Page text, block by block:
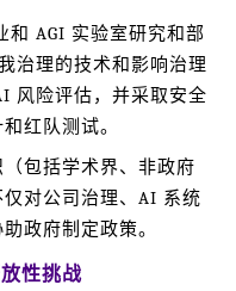
和 AGI 实验室研究和部
治理的技术和影响治理
风险评估，并采取安全
红队测试。
包括学术界、非政府
对公司治理、AI 系统
政府制定政策。
性挑战